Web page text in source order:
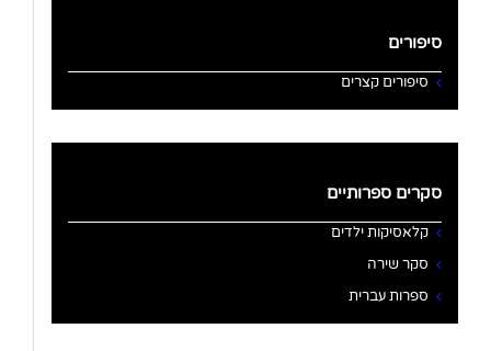
סיפורים
סיפורים קצרים
סקרים ספרותיים
קלאסיקות ילדים
סקר שירה
ספרות עברית